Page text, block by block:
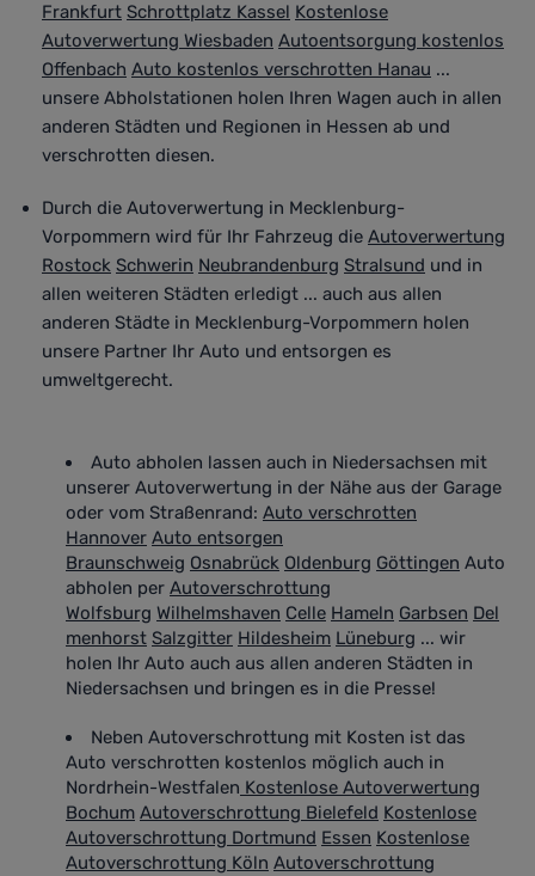
Frankfurt Schrottplatz Kassel Kostenlose
Autoverwertung Wiesbaden Autoentsorgung kostenlos
Offenbach Auto kostenlos verschrotten Hanau ...
unsere Abholstationen holen Ihren Wagen auch in allen
anderen Städten und Regionen in Hessen ab und
verschrotten diesen.
Durch die Autoverwertung in Mecklenburg-
Vorpommern wird für Ihr Fahrzeug die Autoverwertung
Rostock Schwerin Neubrandenburg Stralsund und in
allen weiteren Städten erledigt ... auch aus allen
anderen Städte in Mecklenburg-Vorpommern holen
unsere Partner Ihr Auto und entsorgen es
umweltgerecht.
Auto abholen lassen auch in Niedersachsen mit
unserer Autoverwertung in der Nähe aus der Garage
oder vom Straßenrand: Auto verschrotten
Hannover Auto entsorgen
Braunschweig Osnabrück Oldenburg Göttingen Auto
abholen per Autoverschrottung
Wolfsburg Wilhelmshaven Celle Hameln Garbsen Del
menhorst Salzgitter Hildesheim Lüneburg ... wir
holen Ihr Auto auch aus allen anderen Städten in
Niedersachsen und bringen es in die Presse!
Neben Autoverschrottung mit Kosten ist das
Auto verschrotten kostenlos möglich auch in
Nordrhein-Westfalen Kostenlose Autoverwertung
Bochum Autoverschrottung Bielefeld Kostenlose
Autoverschrottung Dortmund Essen Kostenlose
Autoverschrottung Köln Autoverschrottung